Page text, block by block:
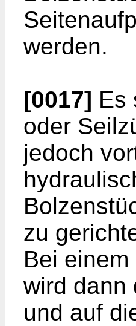
werden.
[0017] Es
oder
jedoch
zu
Bei
wird dann
und auf